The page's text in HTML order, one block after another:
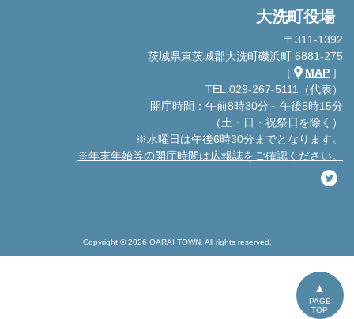
PAGE
TOP
大洗町役場
〒311-1392
茨城県東茨城郡大洗町磯浜町 6881-275
［
MAP ］
TEL:029-267-5111（代表）
開庁時間：午前8時30分～午後5時15分
（土・日・祝祭日を除く）
※水曜日は午後6時30分までとなります。
※年末年始等の開庁時間は広報誌をご確認ください。
Copyright © 2026 OARAI TOWN. All rights reserved.